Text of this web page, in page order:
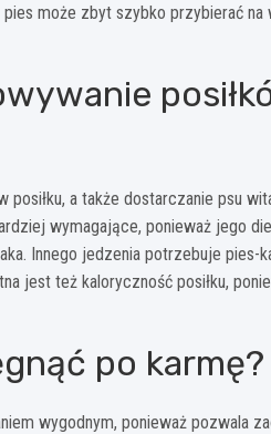
może zbyt szybko przybierać
posiłku, a także dostarczanie psu
wymagające, ponieważ jego
Innego jedzenia potrzebuje pies-
jest też kaloryczność posiłku,
po karmę?
wygodnym, ponieważ pozwala